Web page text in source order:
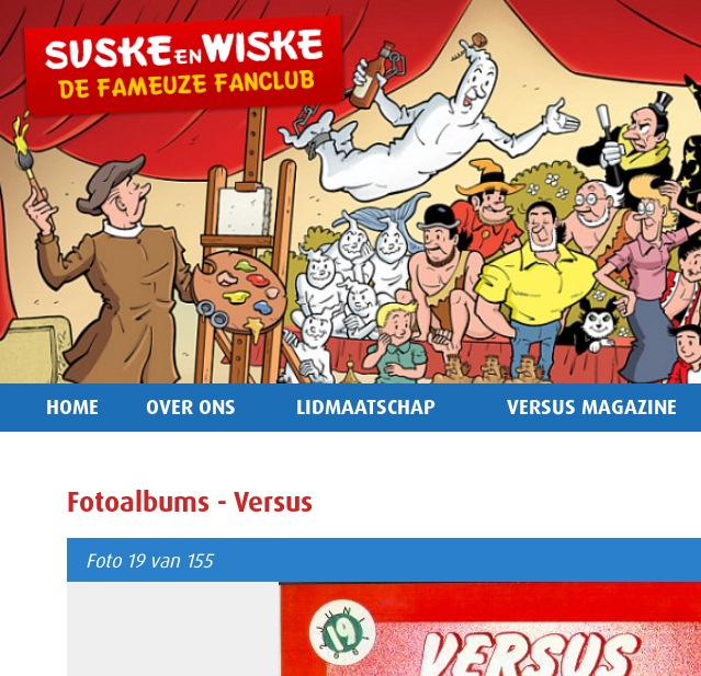
HOME OVER ONS LIDMAATSCHAP VERSUS MAGAZINE
Fotoalbums - Versus
Foto 19 van 155